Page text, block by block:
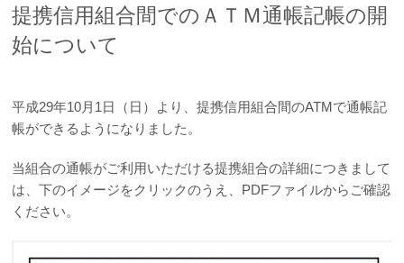
カードに関する注意・緊急連絡先
採用情報
提携信用組合間でのＡＴＭ通帳記帳の開
始について
平成29年10月1日（日）より、提携信用組合間のATMで通帳記
帳ができるようになりました。
当組合の通帳がご利用いただける提携組合の詳細につきまして
は、下のイメージをクリックのうえ、PDFファイルからご確認
ください。